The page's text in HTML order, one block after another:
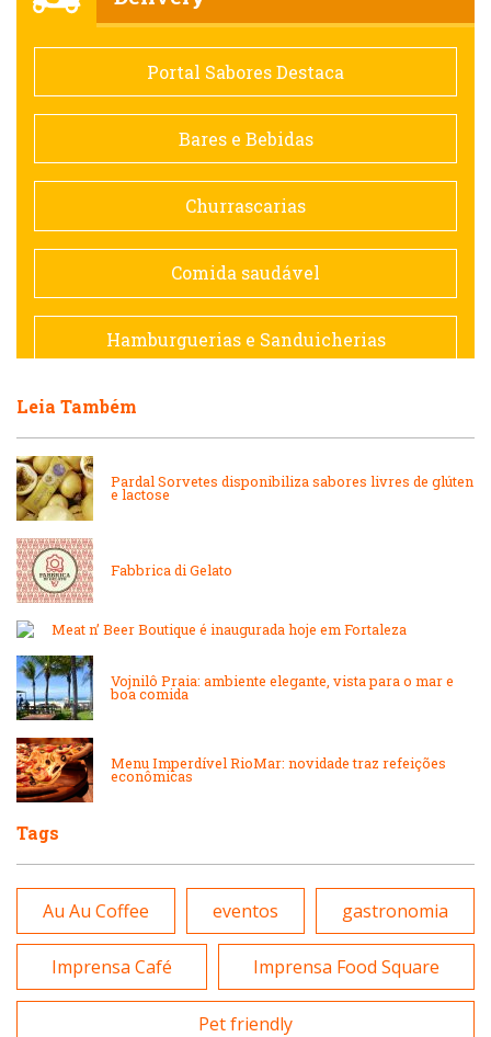
Comida saudável
Contemporânea
Doceria
Espanhola
Francesa
Peixes e Frutos do Mar
Portuguesa
Self-service
Portal Sabores Destaca
Bares e Bebidas
Churrascarias
Comida saudável
Hamburguerias e Sanduicherias
Lanchonetes
Peixes e Frutos do Mar
Variados
Leia Também
Pardal Sorvetes disponibiliza sabores livres de glúten
e lactose
Fabbrica di Gelato
Meat n’ Beer Boutique é inaugurada hoje em Fortaleza
Vojnilô Praia: ambiente elegante, vista para o mar e
boa comida
Menu Imperdível RioMar: novidade traz refeições
econômicas
Tags
Au Au Coffee eventos gastronomia
Imprensa Café Imprensa Food Square
Pet friendly